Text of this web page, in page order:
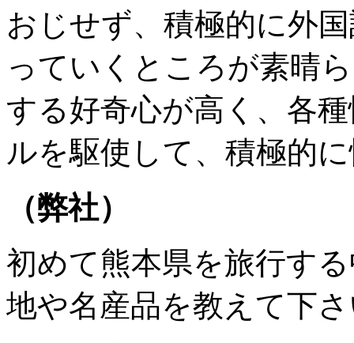
おじせず、積極的に外
っていくところが素晴
する好奇心が高く、各
ルを駆使して、積極的
（弊社）
初めて熊本県を旅行す
地や名産品を教えて下